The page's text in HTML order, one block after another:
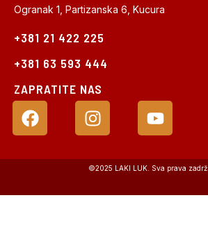
Ogranak 1, Partizanska 6, Kucura
+381 21 422 225
+381 63 593 444
ZAPRATITE NAS
©2025 LAKI LUK. Sva prava